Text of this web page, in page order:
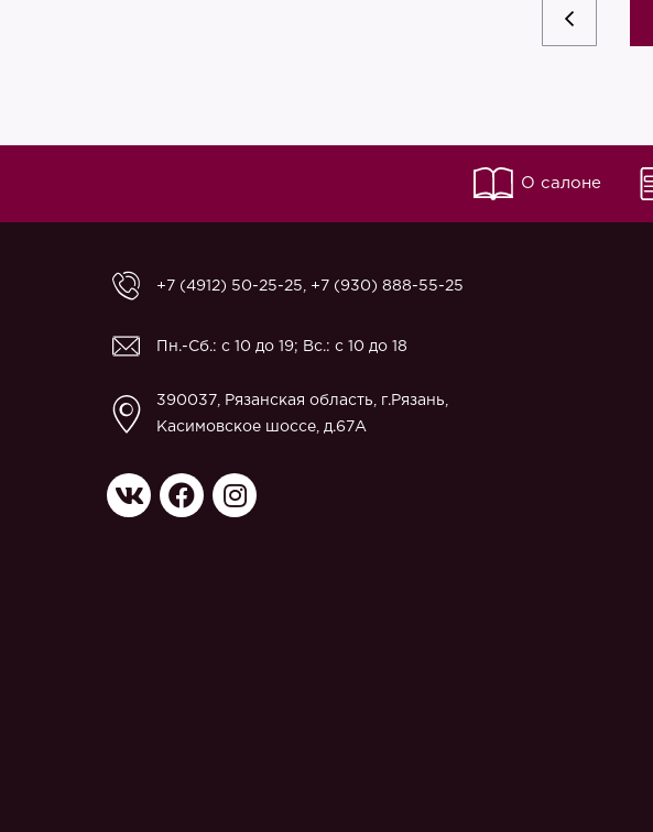
О салоне
+7 (4912) 50-25-25 +7 (930) 888-55-25
Пн.-Сб.: с 10 до 19; Вс.: с 10 до 18
390037, Рязанская область, г.Рязань,
Касимовское шоссе, д.67A